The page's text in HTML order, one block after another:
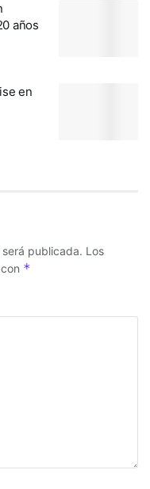
años
en
publicada. Los
*